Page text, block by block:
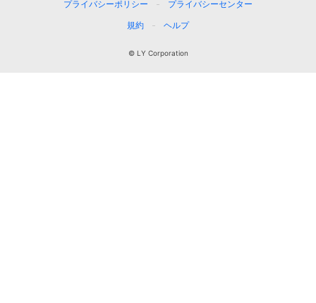
プライバシーポリシー
プライバシーセンター
規約
ヘルプ
© LY Corporation